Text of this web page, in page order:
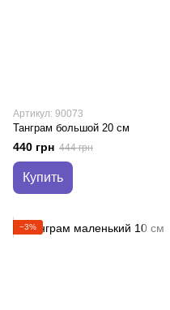
Артикул: 90073
Танграм большой 20 см
440 грн 444 грн
Купить
−3%